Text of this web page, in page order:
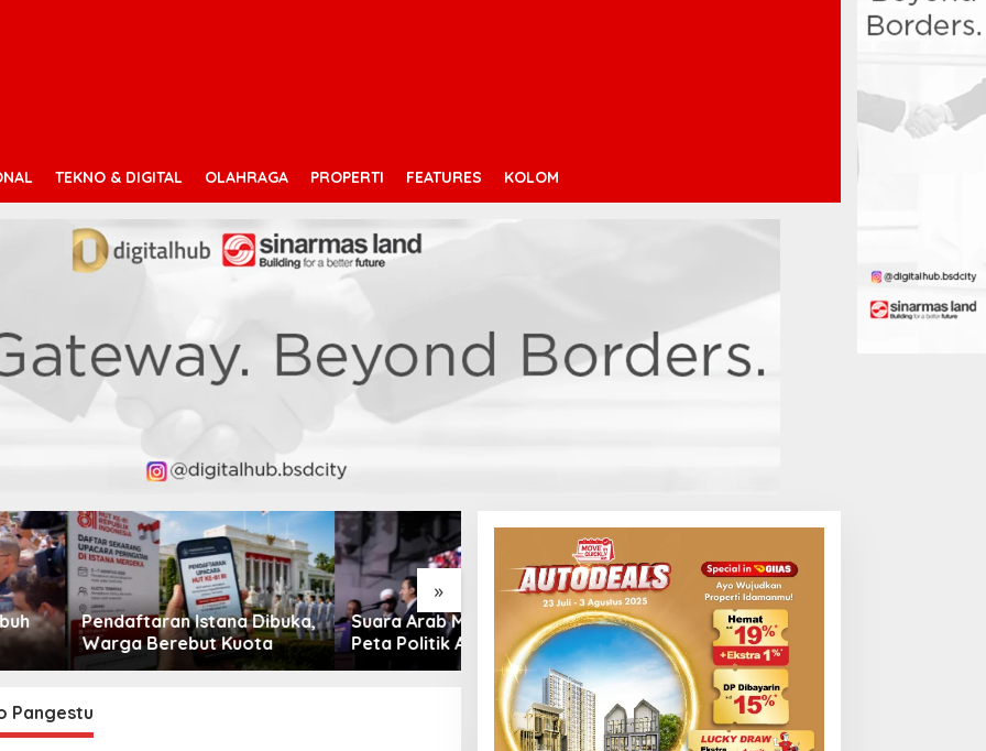
TEKNO & DIGITAL OLAHRAGA PROPERTI FEATURES KOLOM
»
Istana Dibuka,
Berebut Kuota
Suara Arab Michigan Ubah
Peta Politik AS
Debut Manis Jeremy
Monga Bersama
Manchester City
Pangestu